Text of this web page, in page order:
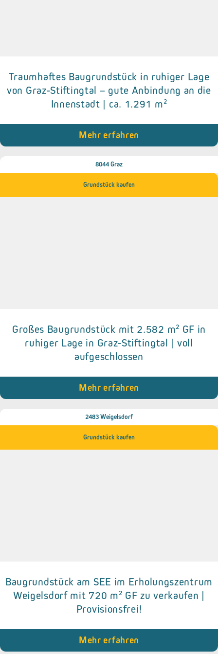
Details zum Objekt
• vollständig aufgeschlossen.
• Flächenwidmung: Bauland (WR = Reines Wohngebiet).
Traumhaftes Baugrundstück in ruhiger Lage
von Graz-Stiftingtal – gute Anbindung an die
Innenstadt | ca. 1.291 m²
Mehr erfahren
8044 Graz
Grundstück kaufen
Details zum Objekt
• Bebauungsdichte: 0,2 bis 0,3
• Vollständig aufgeschlossen
Großes Baugrundstück mit 2.582 m² GF in
ruhiger Lage in Graz-Stiftingtal | voll
aufgeschlossen
Mehr erfahren
2483 Weigelsdorf
Grundstück kaufen
Details zum Objekt
• Die Zufahrt zum Grundstück ist grundbücherlich über ein
Baugrundstück am SEE im Erholungszentrum
Weigelsdorf mit 720 m² GF zu verkaufen |
Provisionsfrei!
Mehr erfahren